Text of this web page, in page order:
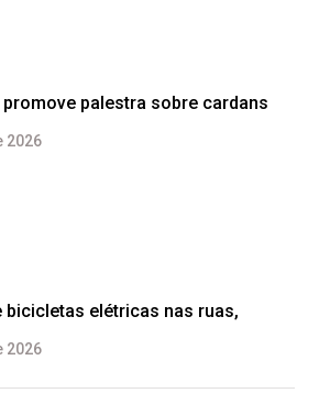
palestra sobre cardans
2026
bicicletas elétricas nas ruas,
2026